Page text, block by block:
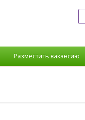
Разместить вакансию